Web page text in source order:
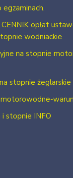
opłat
wodniackie
na stopnie
stopnie
motorowodne-
stopnie INFO